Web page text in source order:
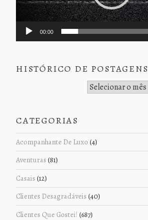
00:00
HISTÓRICO DE POSTAGENS
CATEGORIAS
Acompanhante De Luxo (4)
Aventuras (81)
Casais (12)
Clientes Desagradáveis (40)
Clientes Que Gostei! (687)